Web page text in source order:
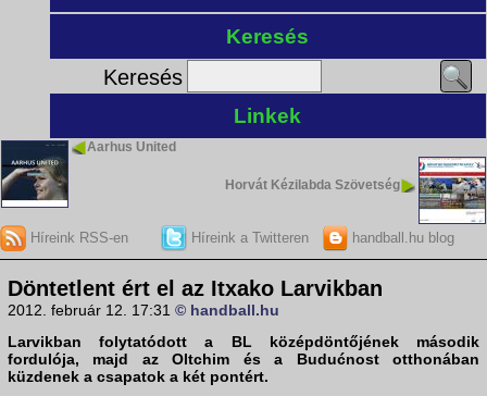
Keresés
Keresés
Linkek
Aarhus United
Horvát Kézilabda Szövetség
Híreink RSS-en Híreink a Twitteren handball.hu blog
Döntetlent ért el az Itxako Larvikban
2012. február 12. 17:31 © handball.hu
Larvikban folytatódott a BLközépdöntőjének második
fordulója, majd azOltchim és a Budućnostotthonában
küzdenek a csapatok a két pontért.